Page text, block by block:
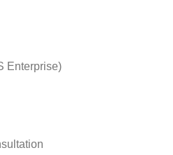
Enterprise)